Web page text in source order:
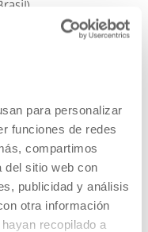
para personalizar
funciones de redes
compartimos
del sitio web con
publicidad y análisis
otra información
recopilado a
figura de la escena
y películas
yo encontré 30 años